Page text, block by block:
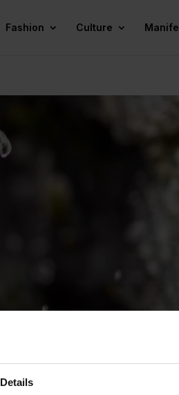
Details
Fashion Culture